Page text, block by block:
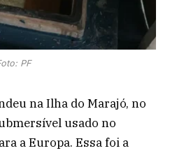
PF
na Ilha do Marajó, no
usado no
a Europa. Essa foi a